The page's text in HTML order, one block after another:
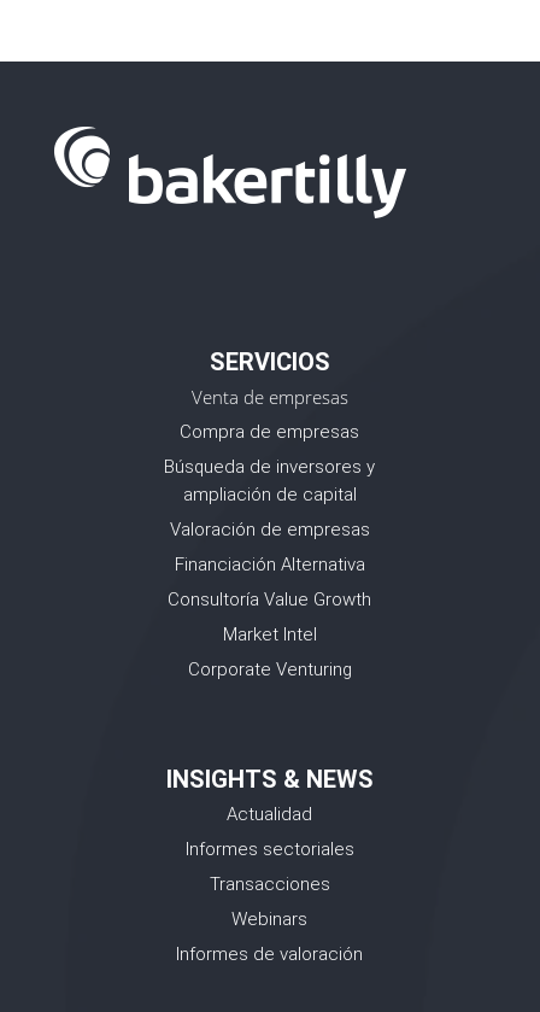
SERVICIOS
Venta de empresas
Compra de empresas
Búsqueda de inversores y
ampliación de capital
Valoración de empresas
Financiación Alternativa
Consultoría Value Growth
Market Intel
Corporate Venturing
INSIGHTS & NEWS
Actualidad
Informes sectoriales
Transacciones
Webinars
Informes de valoración